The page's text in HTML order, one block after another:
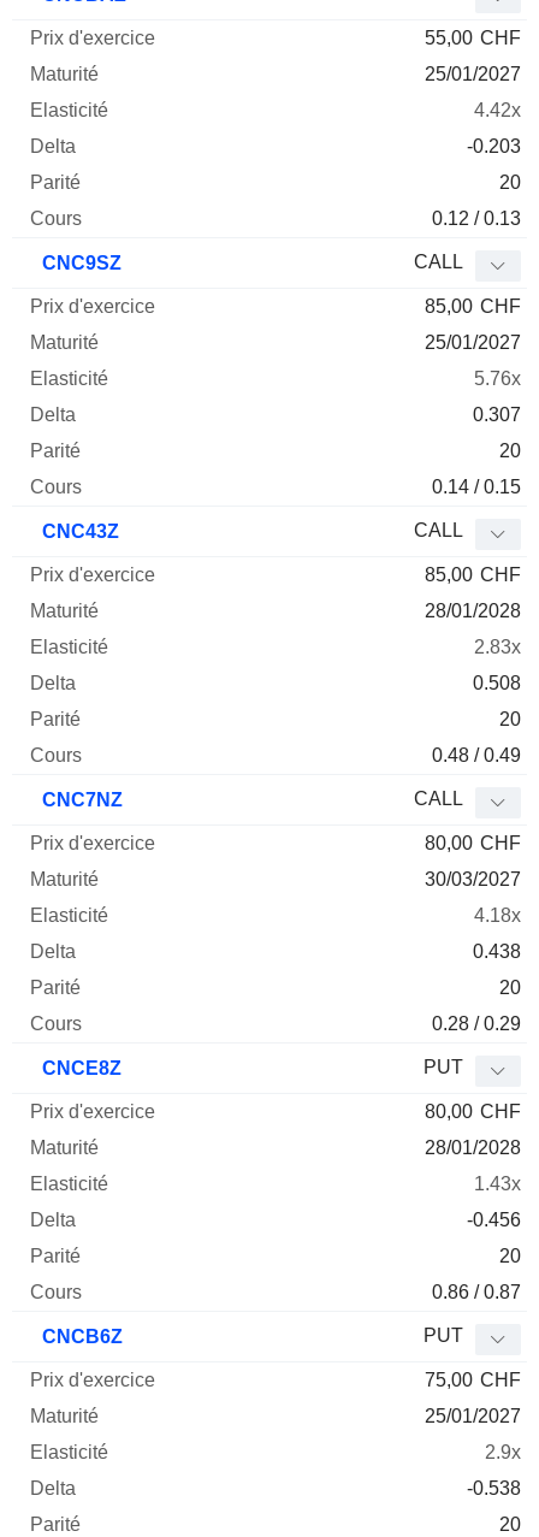
55,00 CHF
25/01/2027
4.42x
-0.203
20
0.12 / 0.13
CNC9SZ CALL
85,00 CHF
25/01/2027
5.76x
0.307
20
0.14 / 0.15
CNC43Z CALL
85,00 CHF
28/01/2028
2.83x
0.508
20
0.48 / 0.49
CNC7NZ CALL
80,00 CHF
30/03/2027
4.18x
0.438
20
0.28 / 0.29
CNCE8Z PUT
80,00 CHF
28/01/2028
1.43x
-0.456
20
0.86 / 0.87
CNCB6Z PUT
75,00 CHF
25/01/2027
2.9x
-0.538
20